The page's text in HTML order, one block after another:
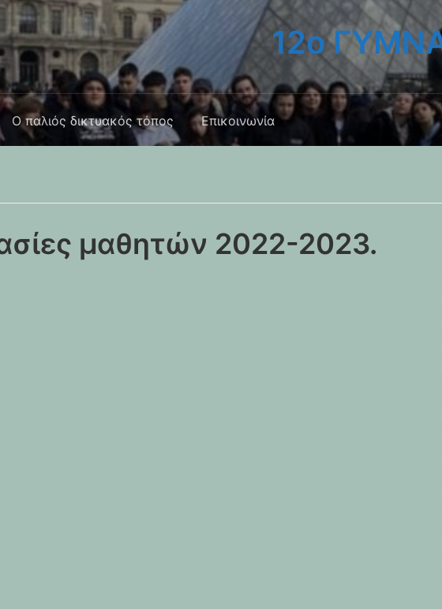
12ο
Ο παλιός δικτυακός τόπος Επικοινωνία
μαθητών 2022-2023.